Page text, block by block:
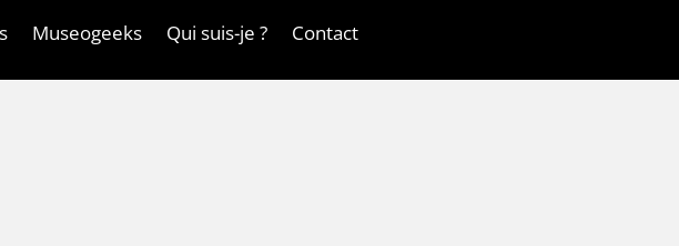
Museogeeks Qui suis-je ? Contact